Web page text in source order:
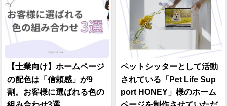
【士業向け】ホームページ
の配色は「信頼感」が9
割。お客様に選ばれる色の
ペットシッターとして活動
されている「Pet Life Sup
port HONEY」様のホーム